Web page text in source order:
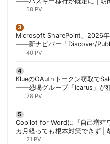
58 PV
Microsoft SharePoint、2026
——新ナビバー「Discover/
胡田昌彦
40 PV
KlueのOAuthトークン窃取で
——恐喝グループ「Icarus」が
28 PV
Copilot for Wordに『自己増殖
カ月経っても根本対策できず |
21 PV